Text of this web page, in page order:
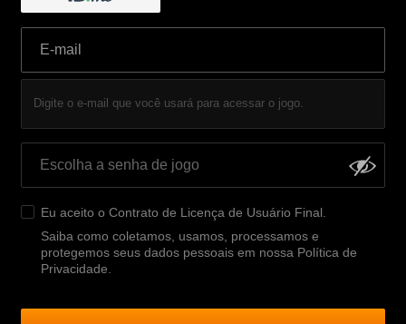
Digite o e-mail que você usará para acessar o jogo.
Eu aceito o Contrato de Licença de Usuário Final
Saiba como coletamos, usamos, processamos e
protegemos seus dados pessoais em nossa Política de
Privacidade